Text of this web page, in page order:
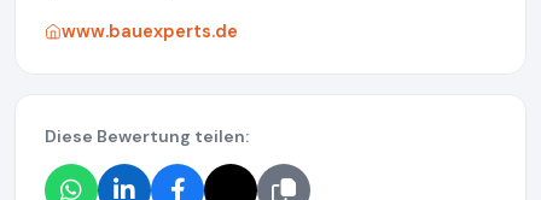
www.bauexperts.de
Diese Bewertung teilen: